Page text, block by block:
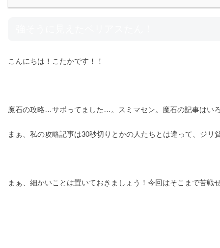
こんにちは！こたかです！！
魔石の攻略…サボってました…。スミマセン。魔石の記事はい
まぁ、私の攻略記事は30秒切りとかの人たちとは違って、ジ
まぁ、細かいことは置いておきましょう！今回はそこまで苦戦